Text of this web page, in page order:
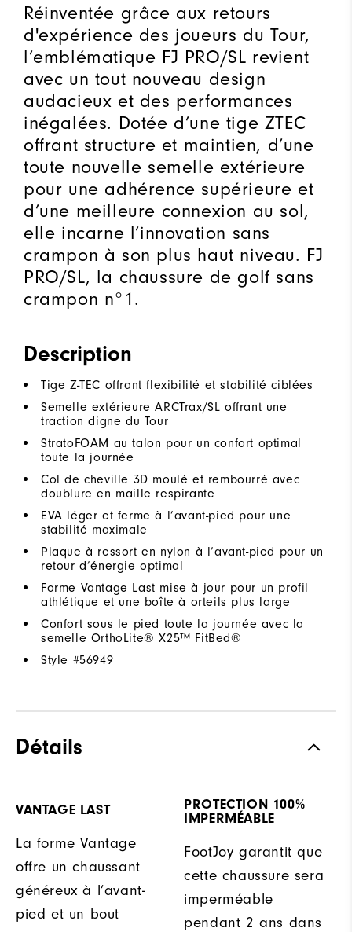
Réinventée grâce aux retours
d'expérience des joueurs du Tour,
l’emblématique FJ PRO/SL revient
avec un tout nouveau design
audacieux et des performances
inégalées. Dotée d’une tige ZTEC
offrant structure et maintien, d’une
toute nouvelle semelle extérieure
pour une adhérence supérieure et
d’une meilleure connexion au sol,
elle incarne l’innovation sans
crampon à son plus haut niveau. FJ
PRO/SL, la chaussure de golf sans
crampon n°1.
Description
Tige Z-TEC offrant flexibilité et stabilité ciblées
Semelle extérieure ARCTrax/SL offrant une
traction digne du Tour
StratoFOAM au talon pour un confort optimal
toute la journée
Col de cheville 3D moulé et rembourré avec
doublure en maille respirante
EVA léger et ferme à l’avant-pied pour une
stabilité maximale
Plaque à ressort en nylon à l’avant-pied pour un
retour d’énergie optimal
Forme Vantage Last mise à jour pour un profil
athlétique et une boîte à orteils plus large
Confort sous le pied toute la journée avec la
semelle OrthoLite® X25™ FitBed®
Style #56949
Détails
VANTAGE LAST
La forme Vantage
offre un chaussant
généreux à l’avant-
pied et un bout
PROTECTION 100%
IMPERMÉABLE
FootJoy garantit que
cette chaussure sera
imperméable
pendant 2 ans dans